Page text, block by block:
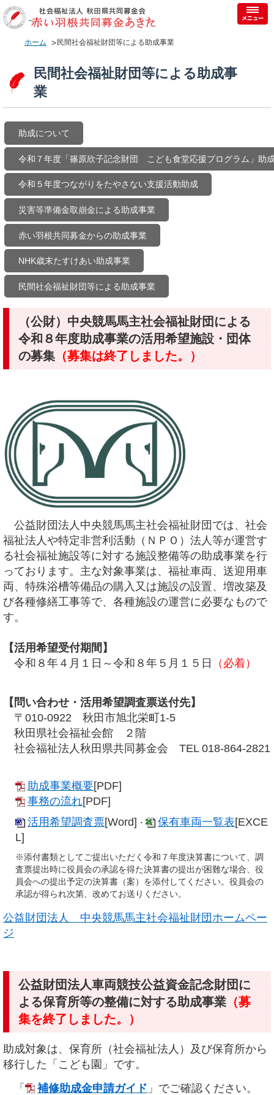
ホーム 民間社会福祉財団等による助成事業
民間社会福祉財団等による助成事
業
助成について
令和７年度「篠原欣子記念財団 こども食堂応援プログラム」助
令和５年度つながりをたやさない支援活動助成
災害等準備金取崩金による助成事業
赤い羽根共同募金からの助成事業
NHK歳末たすけあい助成事業
民間社会福祉財団等による助成事業
（公財）中央競馬馬主社会福祉財団による
令和８年度助成事業の活用希望施設・団体
の募集（募集は終了しました。）
公益財団法人中央競馬馬主社会福祉財団では、社会
福祉法人や特定非営利活動（ＮＰＯ）法人等が運営す
る社会福祉施設等に対する施設整備等の助成事業を行
っております。主な対象事業は、福祉車両、送迎用車
両、特殊浴槽等備品の購入又は施設の設置、増改築及
び各種修繕工事等で、各種施設の運営に必要なもので
す。
【活用希望受付期間】
令和８年４月１日～令和８年５月１５日
（必着）
【問い合わせ・活用希望調査票送付先】
〒010-0922 秋田市旭北栄町1-5
秋田県社会福祉会館 ２階
社会福祉法人秋田県共同募金会 TEL 018-864-2821
助成事業概要[PDF]
事務の流れ[PDF]
活用希望調査票[Word] ・ 保有車両一覧表[EXCE
L]
※添付書類としてご提出いただく令和７年度決算書について、調
査票提出時に役員会の承認を得た決算書の提出が困難な場合、役
員会への提出予定の決算書（案）を添付してください。役員会の
承認が得られ次第、改めてお送りください。
公益財団法人 中央競馬馬主社会福祉財団ホームペー
ジ
公益財団法人車両競技公益資金記念財団に
よる保育所等の整備に対する助成事業（募
集を終了しました。）
助成対象は、保育所（社会福祉法人）及び保育所から
移行した「こども園」です。
「
補修助成金申請ガイド 」でご確認ください。